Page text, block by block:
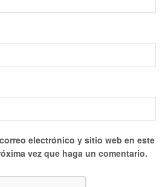
electrónico y sitio web en este
vez que haga un comentario.